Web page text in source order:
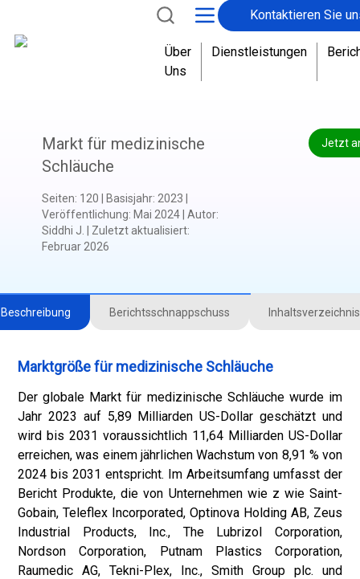
Kontaktieren Sie
Über
Uns
Dienstleistungen
Jetzt
Markt für medizinische
Schläuche
Seiten: 120 Basisjahr: 2023
Veröffentlichung: Mai 2024| Autor:
Siddhi J.
Zuletzt aktualisiert:
Februar 2026
Beschreibung Berichtsschnappschuss Inhaltsverzeichnis
Marktgröße für medizinische Schläuche
Der globale Markt für medizinische Schläuche wurde im
Jahr 2023 auf 5,89 Milliarden US-Dollar geschätzt und
wird bis 2031 voraussichtlich 11,64 Milliarden US-Dollar
erreichen, was einem jährlichen Wachstum von 8,91 % von
2024 bis 2031 entspricht. Im Arbeitsumfang umfasst der
Bericht Produkte, die von Unternehmen wie z wie Saint-
Gobain, Teleflex Incorporated, Optinova Holding AB, Zeus
Industrial Products, Inc., The Lubrizol Corporation,
Nordson Corporation, Putnam Plastics Corporation,
Raumedic AG, Tekni-Plex, Inc., Smith Group plc. und